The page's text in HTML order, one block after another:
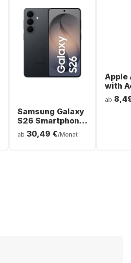
Samsung Galaxy
S26 Smartphone
- 256GB - Dual
SIM
ab 30,49 €/Monat
Apple
with
Noise
ab